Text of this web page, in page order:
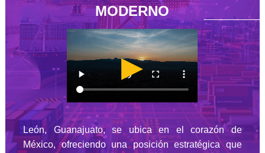
MODERNO
▶
León, Guanajuato, se ubica en el corazón de
México, ofreciendo una posición estratégica que